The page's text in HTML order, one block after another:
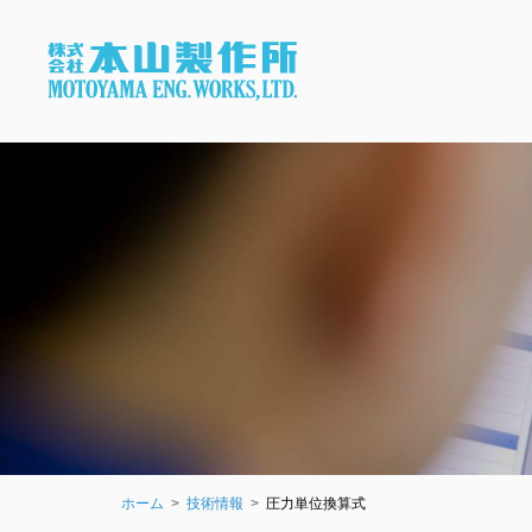
ホーム 技術情報 圧力単位換算式